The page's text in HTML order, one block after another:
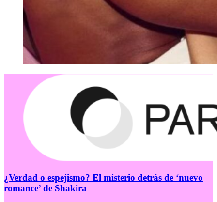
¿Verdad o espejismo? El misterio detrás de ‘nuevo
romance’ de Shakira